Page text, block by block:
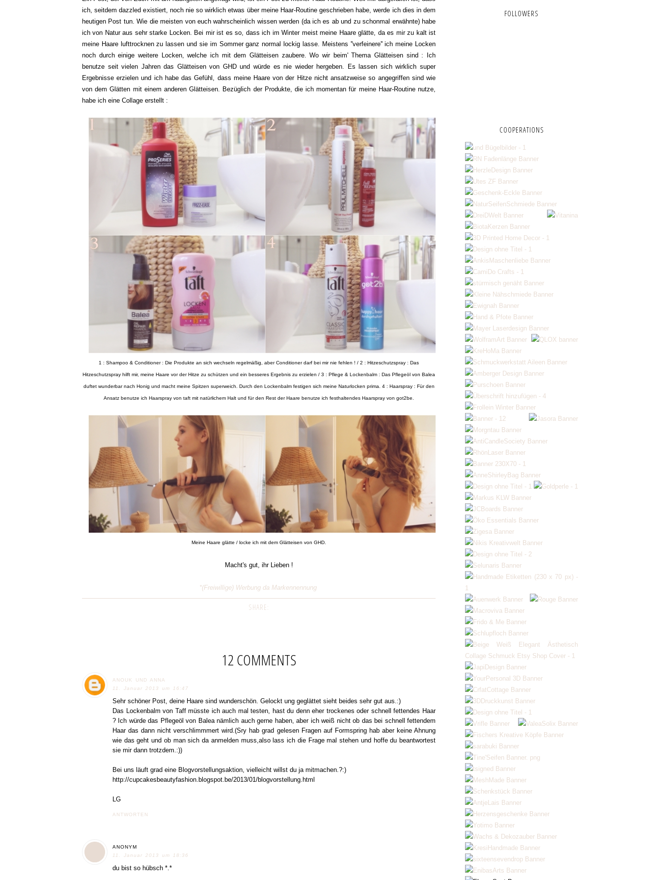
ich, seitdem dazzled existiert, noch nie so wirklich etwas über meine Haar-Routine geschrieben habe, werde ich dies in dem
heutigen Post tun. Wie die meisten von euch wahrscheinlich wissen werden (da ich es ab und zu schonmal erwähnte) habe
ich von Natur aus sehr starke Locken. Bei mir ist es so, dass ich im Winter meist meine Haare glätte, da es mir zu kalt ist
meine Haare lufttrocknen zu lassen und sie im Sommer ganz normal lockig lasse. Meistens ''verfeinere'' ich meine Locken
noch durch einige weitere Locken, welche ich mit dem Glätteisen zaubere. Wo wir beim' Thema Glätteisen sind : Ich
benutze seit vielen Jahren das Glätteisen von GHD und würde es nie wieder hergeben. Es lassen sich wirklich super
Ergebnisse erzielen und ich habe das Gefühl, dass meine Haare von der Hitze nicht ansatzweise so angegriffen sind wie
von dem Glätten mit einem anderen Glätteisen. Bezüglich der Produkte, die ich momentan für meine Haar-Routine nutze,
habe ich eine Collage erstellt :
1 : Shampoo & Conditioner : Die Produkte an sich wechseln regelmäßig, aber Conditioner darf bei mir nie fehlen ! / 2 : Hitzeschutzspray : Das
Hitzeschutzspray hilft mir, meine Haare vor der Hitze zu schützen und ein besseres Ergebnis zu erzielen / 3 : Pflege & Lockenbalm : Das Pflegeöl von Balea
duftet wunderbar nach Honig und macht meine Spitzen superweich. Durch den Lockenbalm festigen sich meine Naturlocken prima. 4 : Haarspray : Für den
Ansatz benutze ich Haarspray von taft mit natürlichem Halt und für den Rest der Haare benutze ich festhaltendes Haarspray von got2be.
Meine Haare glätte / locke ich mit dem Glätteisen von GHD.
Macht's gut, ihr Lieben !
*(Freiwillige) Werbung da Markennennung
SHARE:
12 COMMENTS
ANOUK UND ANNA
11. Januar 2013 um 16:47
Sehr schöner Post, deine Haare sind wunderschön. Gelockt ung geglättet sieht beides sehr gut aus.:)
Das Lockenbalm von Taff müsste ich auch mal testen, hast du denn eher trockenes oder schnell fettendes Haar
? Ich würde das Pflegeöl von Balea nämlich auch gerne haben, aber ich weiß nicht ob das bei schnell fettendem
Haar das dann nicht verschlimmmert wird.(Sry hab grad gelesen Fragen auf Formspring hab aber keine Ahnung
wie das geht und ob man sich da anmelden muss,also lass ich die Frage mal stehen und hoffe du beantwortest
sie mir dann trotzdem.:))
Bei uns läuft grad eine Blogvorstellungsaktion, vielleicht willst du ja mitmachen.?:)
http://cupcakesbeautyfashion.blogspot.be/2013/01/blogvorstellung.html
LG
ANTWORTEN
ANONYM
11. Januar 2013 um 18:36
du bist so hübsch *.*
FOLLOWERS
COOPERATIONS